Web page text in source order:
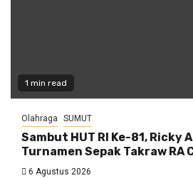
1 min read
Olahraga SUMUT
Sambut HUT RI Ke-81, Ricky
Turnamen Sepak Takraw RA
6 Agustus 2026